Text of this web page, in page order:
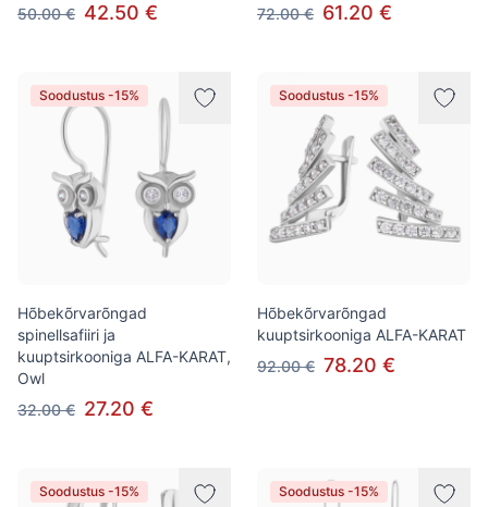
50.00 € 42.50 €
72.00 € 61.20 €
Soodustus -15%
Hõbekõrvarõngad
spinellsafiiri ja
kuuptsirkooniga ALFA-KARAT,
Owl
32.00 € 27.20 €
Soodustus -15%
Hõbekõrvarõngad
kuuptsirkooniga ALFA-KARAT
92.00 € 78.20 €
Soodustus -15% Soodustus -15%